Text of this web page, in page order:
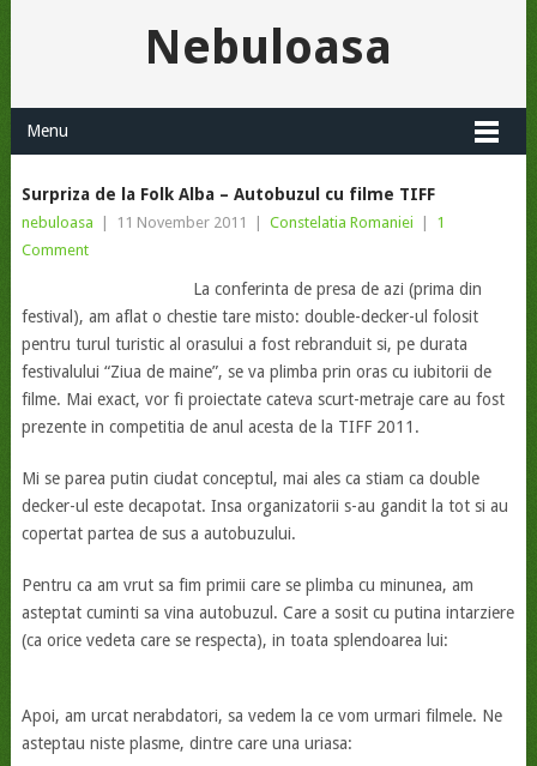
Nebuloasa
Menu
Surpriza de la Folk Alba – Autobuzul cu filme TIFF
nebuloasa 11 November 2011 Constelatia Romaniei
1
Comment
La conferinta de presa de azi (prima din
festival), am aflat o chestie tare misto: double-decker-ul folosit
pentru turul turistic al orasului a fost rebranduit si, pe durata
festivalului “Ziua de maine”, se va plimba prin oras cu iubitorii de
filme. Mai exact, vor fi proiectate cateva scurt-metraje care au fost
prezente in competitia de anul acesta de la TIFF 2011.
Mi se parea putin ciudat conceptul, mai ales ca stiam ca double
decker-ul este decapotat. Insa organizatorii s-au gandit la tot si au
copertat partea de sus a autobuzului.
Pentru ca am vrut sa fim primii care se plimba cu minunea, am
asteptat cuminti sa vina autobuzul. Care a sosit cu putina intarziere
(ca orice vedeta care se respecta), in toata splendoarea lui:
Apoi, am urcat nerabdatori, sa vedem la ce vom urmari filmele. Ne
asteptau niste plasme, dintre care una uriasa: